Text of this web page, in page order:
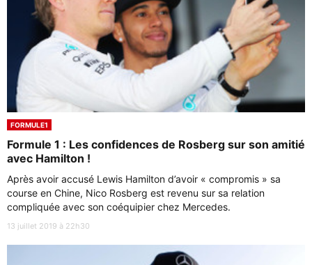
FORMULE1
Formule 1 : Les confidences de Rosberg sur son amitié
avec Hamilton !
Après avoir accusé Lewis Hamilton d’avoir « compromis » sa
course en Chine, Nico Rosberg est revenu sur sa relation
compliquée avec son coéquipier chez Mercedes.
13 juillet 2019 à 22h30